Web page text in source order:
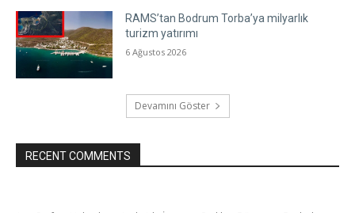
RAMS’tan Bodrum Torba’ya milyarlık
turizm yatırımı
6 Ağustos 2026
Devamını Göster
RECENT COMMENTS